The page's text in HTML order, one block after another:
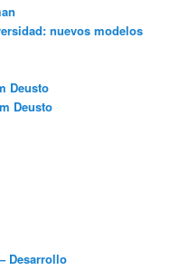
nuevos modelos
Deusto
Deusto
Desarrollo